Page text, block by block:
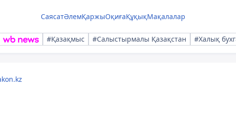
СаясатӘлемҚаржыОқиғаҚұқықМақалалар
#Қазақмыс #Салыстырмалы Қазақстан #Халық